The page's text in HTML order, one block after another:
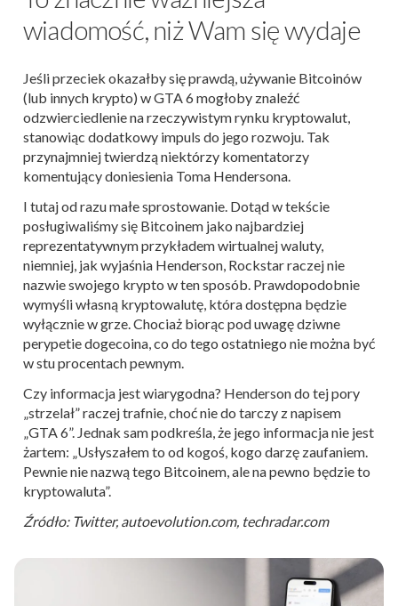
wiadomość, niż Wam się wydaje
Jeśli przeciek okazałby się prawdą, używanie Bitcoinów
(lub innych krypto) w GTA 6 mogłoby znaleźć
odzwierciedlenie na rzeczywistym rynku kryptowalut,
stanowiąc dodatkowy impuls do jego rozwoju. Tak
przynajmniej twierdzą niektórzy komentatorzy
komentujący doniesienia Toma Hendersona.
I tutaj od razu małe sprostowanie. Dotąd w tekście
posługiwaliśmy się Bitcoinem jako najbardziej
reprezentatywnym przykładem wirtualnej waluty,
niemniej, jak wyjaśnia Henderson, Rockstar raczej nie
nazwie swojego krypto w ten sposób. Prawdopodobnie
wymyśli własną kryptowalutę, która dostępna będzie
wyłącznie w grze. Chociaż biorąc pod uwagę dziwne
perypetie dogecoina, co do tego ostatniego nie można być
w stu procentach pewnym.
Czy informacja jest wiarygodna? Henderson do tej pory
„strzelał” raczej trafnie, choć nie do tarczy z napisem
„GTA 6”. Jednak sam podkreśla, że jego informacja nie jest
żartem: „Usłyszałem to od kogoś, kogo darzę zaufaniem.
Pewnie nie nazwą tego Bitcoinem, ale na pewno będzie to
kryptowaluta”.
Źródło: Twitter, autoevolution.com, techradar.com